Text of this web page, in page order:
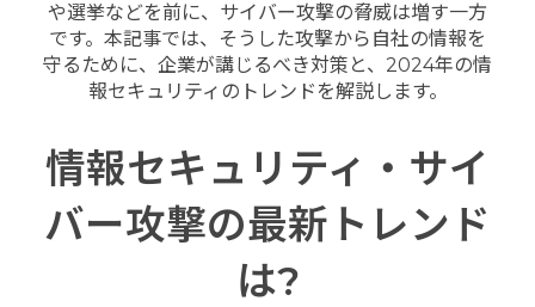
や選挙などを前に、サイバー攻撃の脅威は増す一方
です。本記事では、そうした攻撃から自社の情報を
守るために、企業が講じるべき対策と、2024年の情
報セキュリティのトレンドを解説します。
情報セキュリティ・サイ
バー攻撃の最新トレンド
は?